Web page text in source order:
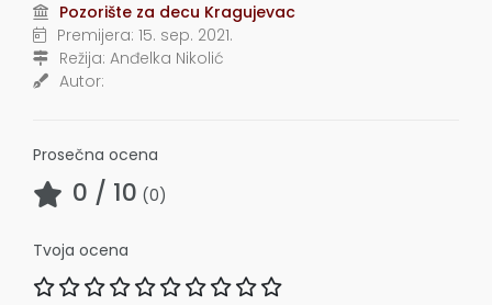
Pozorište za decu Kragujevac
Premijera: 15. sep. 2021.
Režija: Anđelka Nikolić
Autor:
Prosečna ocena
0 / 10 (0)
Tvoja ocena